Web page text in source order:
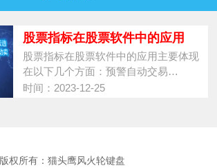
股票指标在股票软件中的应用
股票指标在股票软件中的应用主要体现
在以下几个方面：预警自动交易…
时间：2023-12-25
版权所有：猫头鹰风火轮键盘